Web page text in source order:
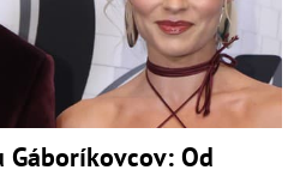
Gáboríkovcov: Od